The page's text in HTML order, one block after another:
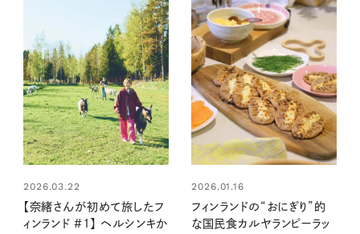
2026.03.22
【奈緒さんが初めて旅したフ
ィンランド #1】 ヘルシンキか
2026.01.16
フィンランドの“おにぎり”的
な国民食カルヤランピーラッ